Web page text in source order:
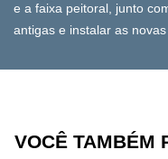
e a faixa peitoral, junto
antigas e instalar as
VOCÊ TAMBÉM